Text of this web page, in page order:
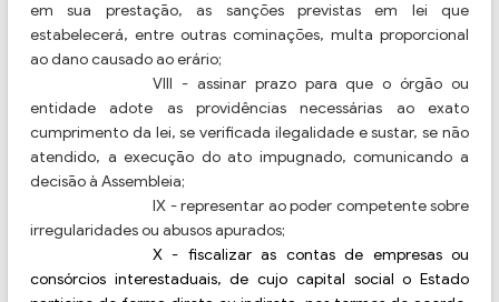
em sua prestação, as sanções previstas em lei que
estabelecerá, entre outras cominações, multa proporcional
ao dano causado ao erário;
VIII - assinar prazo para que o órgão ou
entidade adote as providências necessárias ao exato
cumprimento da lei, se verificada ilegalidade e sustar, se não
atendido, a execução do ato impugnado, comunicando a
decisão à Assembleia;
IX - representar ao poder competente sobre
irregularidades ou abusos apurados;
X - fiscalizar as contas de empresas ou
consórcios interestaduais, de cujo capital social o Estado